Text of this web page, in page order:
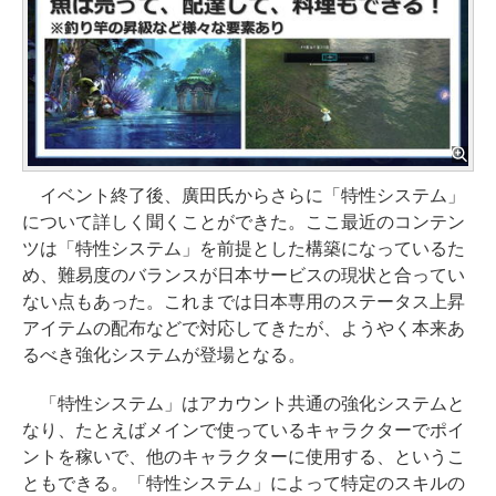
イベント終了後、廣田氏からさらに「特性システム」
について詳しく聞くことができた。ここ最近のコンテン
ツは「特性システム」を前提とした構築になっているた
め、難易度のバランスが日本サービスの現状と合ってい
ない点もあった。これまでは日本専用のステータス上昇
アイテムの配布などで対応してきたが、ようやく本来あ
るべき強化システムが登場となる。
「特性システム」はアカウント共通の強化システムと
なり、たとえばメインで使っているキャラクターでポイ
ントを稼いで、他のキャラクターに使用する、というこ
ともできる。「特性システム」によって特定のスキルの